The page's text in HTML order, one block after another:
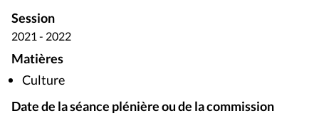
Session
2021 - 2022
Matières
Culture
Date de la séance plénière ou de la commission